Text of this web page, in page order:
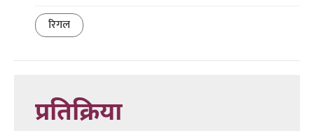
रिगल
प्रतिक्रिया